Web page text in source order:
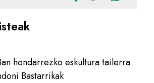
hondarrezko eskultura tailerra
Bastarrikak